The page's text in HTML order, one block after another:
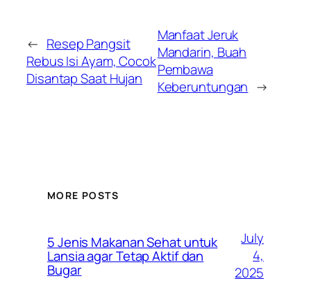
← Resep Pangsit
Rebus Isi Ayam, Cocok
Disantap Saat Hujan
Manfaat Jeruk
Mandarin, Buah
Pembawa
Keberuntungan →
MORE POSTS
5 Jenis Makanan Sehat untuk
Lansia agar Tetap Aktif dan
Bugar
July
4,
2025